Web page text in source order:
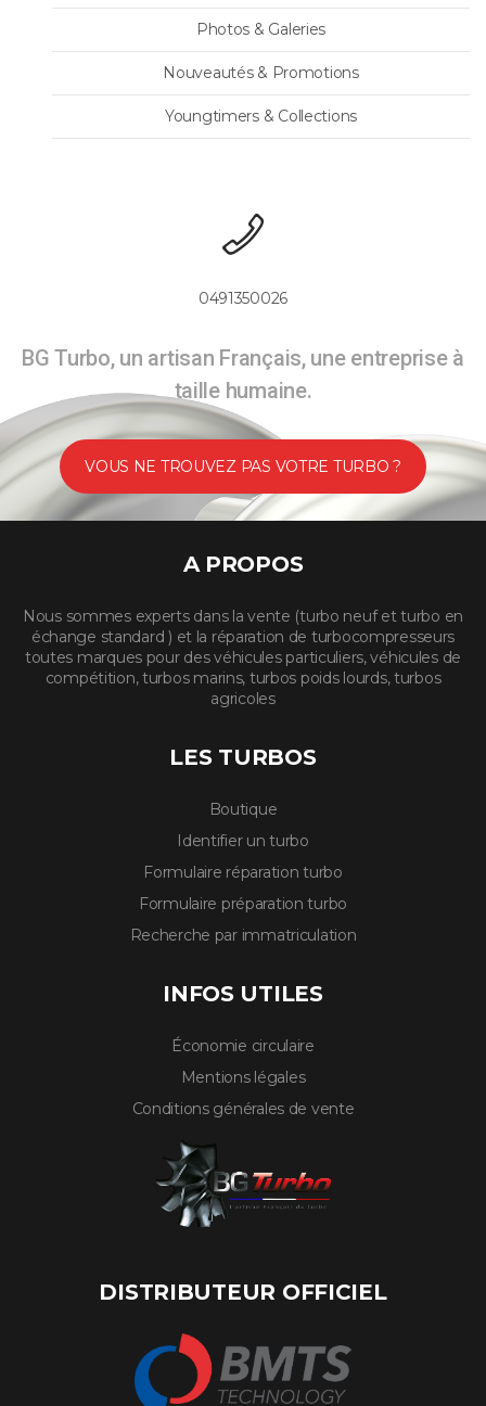
Photos & Galeries
Nouveautés & Promotions
Youngtimers & Collections
0491350026
BG Turbo, un artisan Français, une entreprise à
taille humaine.
VOUS NE TROUVEZ PAS VOTRE TURBO ?
A PROPOS
Nous sommes experts dans la vente (turbo neuf et turbo en
échange standard ) et la réparation de turbocompresseurs
toutes marques pour des véhicules particuliers, véhicules de
compétition, turbos marins, turbos poids lourds, turbos
agricoles
LES TURBOS
Boutique
Identifier un turbo
Formulaire réparation turbo
Formulaire préparation turbo
Recherche par immatriculation
INFOS UTILES
Économie circulaire
Mentions légales
Conditions générales de vente
DISTRIBUTEUR OFFICIEL